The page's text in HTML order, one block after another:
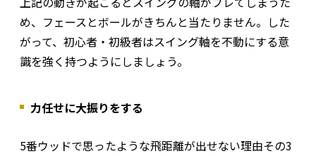
め、フェースとボールがきちんと当たりません。した
がって、初心者・初級者はスイング軸を不動にする意
識を強く持つようにしましょう。
力任せに大振りをする
5番ウッドで思ったような飛距離が出せない理由その3